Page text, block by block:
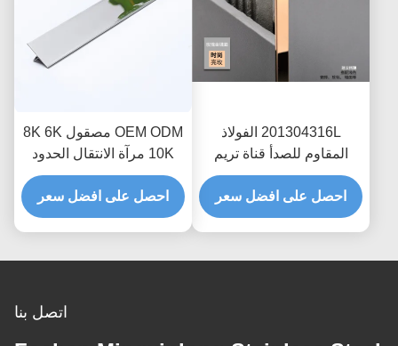
201304316L الفولاذ
المقاوم للصدأ قناة تريم
الشخصي لكونر المطبخ
السيراميك حافة أو جدار
حماية الزخرفية
احصل على افضل سعر
OEM ODM مصقول 8K 6K
10K مرآة الانتقال الحدود
متفوقا تقليم لأدوات بلاط
الرخام كونر حافة الديكور
في الحمام
احصل على افضل سعر
اتصل بنا